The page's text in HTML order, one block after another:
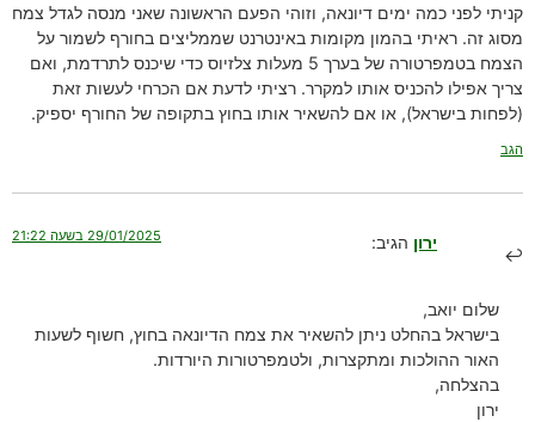
קניתי לפני כמה ימים דיונאה, וזוהי הפעם הראשונה שאני מנסה לגדל צמח
מסוג זה. ראיתי בהמון מקומות באינטרנט שממליצים בחורף לשמור על
הצמח בטמפרטורה של בערך 5 מעלות צלזיוס כדי שיכנס לתרדמת, ואם
צריך אפילו להכניס אותו למקרר. רציתי לדעת אם הכרחי לעשות זאת
(לפחות בישראל), או אם להשאיר אותו בחוץ בתקופה של החורף יספיק.
הגב
ירון הגיב: 29/01/2025 בשעה 21:22
שלום יואב,
בישראל בהחלט ניתן להשאיר את צמח הדיונאה בחוץ, חשוף לשעות
האור ההולכות ומתקצרות, ולטמפרטורות היורדות.
בהצלחה,
ירון